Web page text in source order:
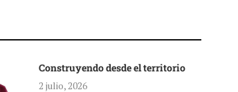
Construyendo desde el territorio
2 julio, 2026